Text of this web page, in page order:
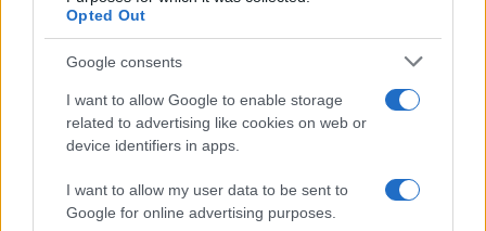
Opted Out
Google consents
I want to allow Google to enable storage
related to advertising like cookies on web or
device identifiers in apps.
I want to allow my user data to be sent to
Google for online advertising purposes.
Έφτασε στην Ελλάδα η
για συμμετοχή στην
τραγωδία της Μαρφίν – Θα
μεταφερθεί στη ΓΑΔΑ
«Αφιέρωσε τη ζωή της
είχαν ανάγκη» - Η
δήλωση της
Κυψέλη